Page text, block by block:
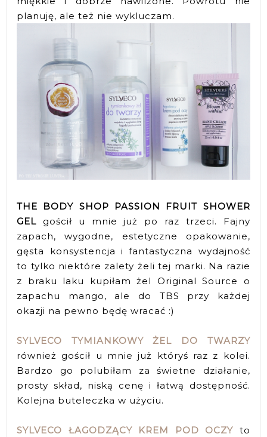
planuję, ale też nie wykluczam.
THE BODY SHOP PASSION FRUIT SHOWER
GEL gościł u mnie już po raz trzeci. Fajny
zapach, wygodne, estetyczne opakowanie,
gęsta konsystencja i fantastyczna wydajność
to tylko niektóre zalety żeli tej marki. Na razie
z braku laku kupiłam żel Original Source o
zapachu mango, ale do TBS przy każdej
okazji na pewno będę wracać :)
SYLVECO TYMIANKOWY ŻEL DO TWARZY
również gościł u mnie już któryś raz z kolei.
Bardzo go polubiłam za świetne działanie,
prosty skład, niską cenę i łatwą dostępność.
Kolejna buteleczka w użyciu.
SYLVECO ŁAGODZĄCY KREM POD OCZY to